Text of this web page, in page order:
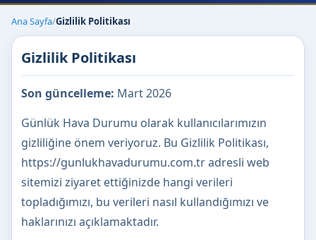
Ana Sayfa/Gizlilik Politikası
Gizlilik Politikası
Son güncelleme: Mart 2026
Günlük Hava Durumu olarak kullanıcılarımızın
gizliliğine önem veriyoruz. Bu Gizlilik Politikası,
https://gunlukhavadurumu.com.tr adresli web
sitemizi ziyaret ettiğinizde hangi verileri
topladığımızı, bu verileri nasıl kullandığımızı ve
haklarınızı açıklamaktadır.